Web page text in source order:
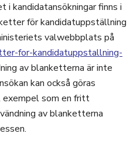
i kandidatansökningar finns i
för kandidatuppställning
valwebbplats på
for-kandidatuppstallning-
av blanketterna är inte
kan också göras
som en fritt
av blanketterna